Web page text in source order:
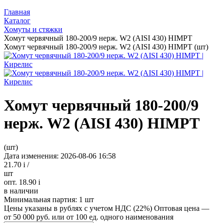
Главная
Каталог
Хомуты и стяжки
Хомут червячный 180-200/9 нерж. W2 (AISI 430) HIMPT
Хомут червячный 180-200/9 нерж. W2 (AISI 430) HIMPT (шт)
Хомут червячный 180-200/9
нерж. W2 (AISI 430) HIMPT
(шт)
Дата изменения: 2026-08-06 16:58
21.70 i /
шт
опт. 18.90 i
в наличии
Минимальная партия: 1 шт
Цены указаны в рублях с учетом НДС (22%) Оптовая цена —
от 50 000 руб. или от 100 ед. одного наименования